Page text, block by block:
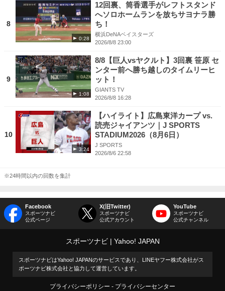
8
0:28
12回裏、筒香選手がレフトスタンド
へソロホームランを放ちサヨナラ勝
ち！
横浜DeNAベイスターズ
2026/8/8 23:00
9
1:08
8/8【巨人vsヤクルト】3回裏 笹原 セ
ンター前へ勝ち越しのタイムリーヒ
ット！
GIANTS TV
2026/8/8 16:28
10
3:24
【ハイライト】広島東洋カープ vs.
読売ジャイアンツ｜J SPORTS
STADIUM2026（8月6日）
J SPORTS
2026/8/6 22:58
※24時間以内の回数を集計
Facebook
スポーツナビ
公式ページ
X(旧Twitter)
スポーツナビ
公式アカウント
YouTube
スポーツナビ
公式チャンネル
スポーツナビ Yahoo! JAPAN
スポーツナビはYahoo! JAPANのサービスであり、LINEヤフー株式会社がス
ポーツナビ株式会社と協力して運営しています。
プライバシーポリシー プライバシーセンター